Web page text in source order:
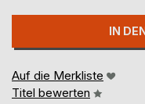
IN
Auf die Merkliste
Titel bewerten